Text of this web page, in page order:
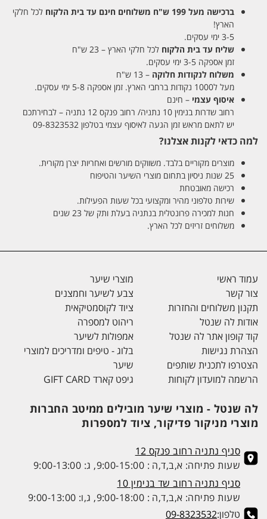
ברכישה מעל 199 ש"ח משלוחים חינם עד בית הלקוח לכל חלקי
הארץ!
3-5 ימי עסקים.
שליח עד בית הלקוח לכל חלקי הארץ – 23 ש"ח
זמן אספקה 3-5 ימי עסקים.
משלוח לנקודות חלוקה – 13 ש"ח
מעל ל1000 נקודות ברחבי הארץ. זמן אספקה 5-8 ימי עסקים.
איסוף עצמי – חינם
רחוב שדרות בנימין 10 נתניה/ רחוב פנקס 12 נתניה – לבחירתכם
יש לתאם מראש זמן הגעה לאיסוף עצמי בטלפון 09-8323532
למה כדאי לקנות אצלנו?
מוצרים מקוריים בלבד. משווקים מורשים ואחריות יצרן מקורית.
25 שנות ניסיון בתחום מוצרי השיער והטיפוח
רכישה מאובטחת
שירות טלפוני מהיר ומקצועי בכל שעות הפעילות.
חנות למכירה פרונטלית בנתניה בעלת ותק של 23 שנים
משלוחים זריזים לכל הארץ.
עמוד ראשי
צור קשר
תקנון משלוחים והחזרות
אודות לה שנטל
קוד קופון אתר לה שנטל
הצהרת נגישות
הצטרפו לתכנית שותפים
הרשמה למועדון לקוחות
מוצרי שיער
צבע לשיער וחמצנים
ציוד לקוסמטיקאית
ריהוט למספרה
אמפולות לשיער
בלוג - טיפים ומדריכים למוצרי
שיער
גיפט קארד GIFT CARD
לה שנטל - מוצרי שיער מובילים ממיטב החברות
מוצרי מניקור פדיקור, ציוד למספרות
סניף נתניה רחוב פנקס 12
שעות פתיחה: א,ב,ד,ה : 9:00-15:00, ג: 9:00-13:00
סניף נתניה רחוב שד בנימין 10
שעות פתיחה: א,ב,ד,ה : 9:00-18:00, ג,ו: 9:00-13:00
טלפון:09-8323532